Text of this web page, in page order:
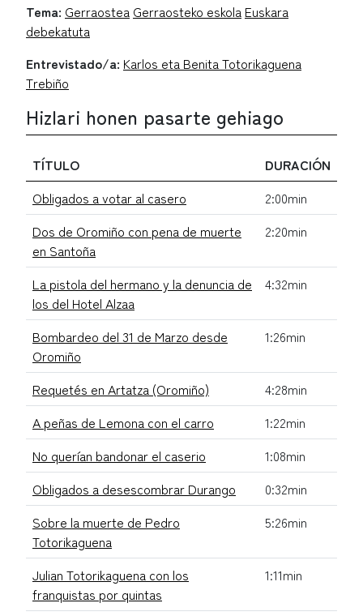
Tema: Gerraostea Gerraosteko eskola Euskara
debekatuta
Entrevistado/a: Karlos eta Benita Totorikaguena
Trebiño
Hizlari honen pasarte gehiago
TÍTULO
DURACIÓN
Obligados a votar al casero
2:00min
Dos de Oromiño con pena de muerte
en Santoña
2:20min
La pistola del hermano y la denuncia de
los del Hotel Alzaa
4:32min
Bombardeo del 31 de Marzo desde
Oromiño
1:26min
Requetés en Artatza (Oromiño)
4:28min
A peñas de Lemona con el carro
1:22min
No querían bandonar el caserio
1:08min
Obligados a desescombrar Durango
0:32min
Sobre la muerte de Pedro
Totorikaguena
5:26min
Julian Totorikaguena con los
franquistas por quintas
1:11min